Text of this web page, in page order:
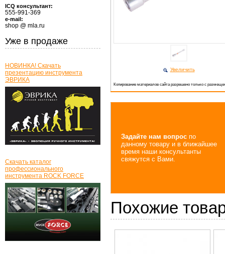
Увеличить
Копирование материалов сайта разрешено только с
Задайте нам вопрос по
данному товару и в ближайшее
время наши консультанты
свяжутся с Вами.
Похожие
ICQ консультант:
555-991-369
e-mail:
shop @ mla.ru
Уже в продаже
НОВИНКА! Скачать
презентацию инструмента
ЭВРИКА
Скачать каталог
профессионального
инструмента ROCK FORCE